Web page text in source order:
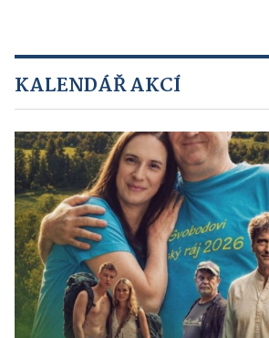
KALENDÁŘ AKCÍ